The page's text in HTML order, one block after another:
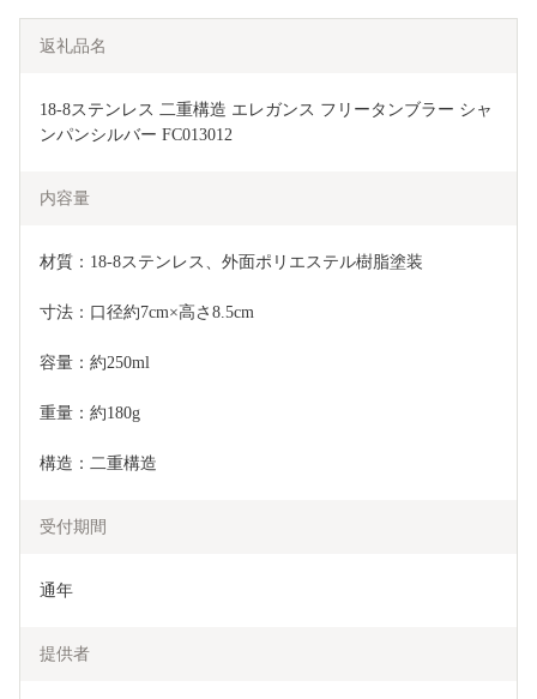
返礼品名
18-8ステンレス 二重構造 エレガンス フリータンブラー シャ
ンパンシルバー FC013012
内容量
材質：18-8ステンレス、外面ポリエステル樹脂塗装
寸法：口径約7cm×高さ8.5cm
容量：約250ml
重量：約180g
構造：二重構造
受付期間
通年
提供者